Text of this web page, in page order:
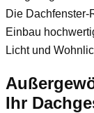
Die Dachfenster-
Einbau
Licht und
Ihr